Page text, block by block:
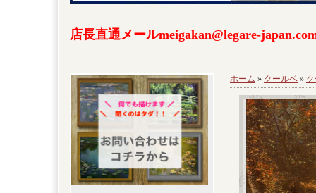
店長直通メールmeigakan@legare-
ホーム » クールベ »